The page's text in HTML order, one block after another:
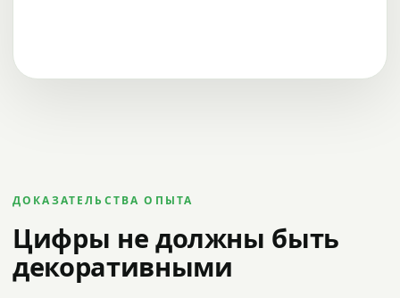
ДОКАЗАТЕЛЬСТВА ОПЫТА
Цифры не должны быть
декоративными